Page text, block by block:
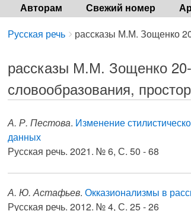
Авторам Свежий номер
Breadcrumbs
You
here:
Русская речь рассказы М.М. Зощенко
рассказы М.М. Зощенко
словообразования,
А. Р. Пестова. Изменение
данных
Русская речь. 2021. № 6, С. 50 - 68
А. Ю. Астафьев. Окказионализмы в
Русская речь. 2012. № 4, С. 25 - 26